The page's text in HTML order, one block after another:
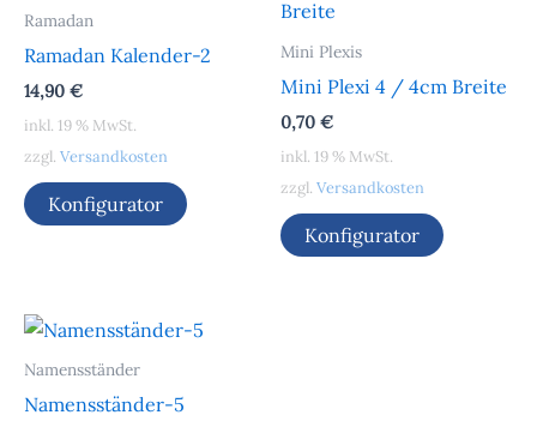
Ramadan
Ramadan Kalender-2
14,90 €
inkl. 19 % MwSt.
zzgl. Versandkosten
Konfigurator
Mini Plexis
Mini Plexi 4 / 4cm Breite
0,70 €
inkl. 19 % MwSt.
zzgl. Versandkosten
Konfigurator
Namensständer
Namensständer-5